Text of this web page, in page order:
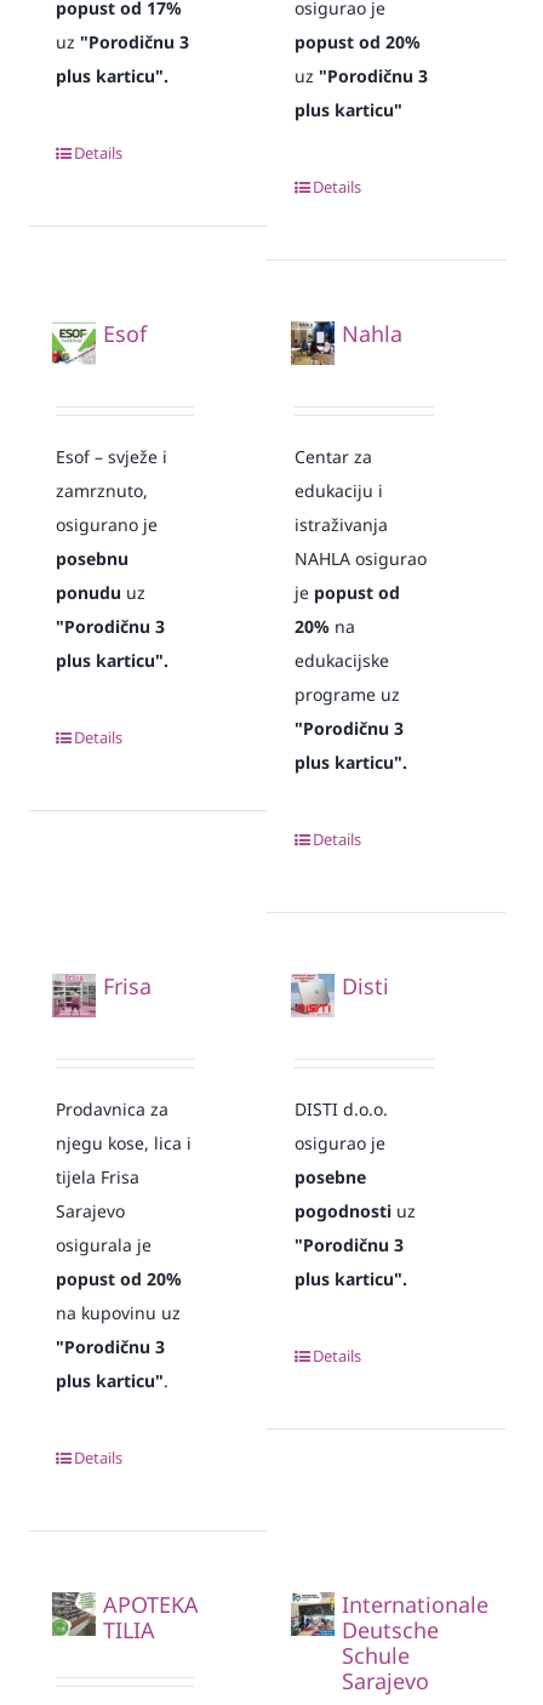
popust od 17%
uz "Porodičnu 3
plus karticu".
Details
osigurao je
popust od 20%
uz"Porodičnu 3
plus karticu"
Details
Esof
Esof – svježe i
zamrznuto,
osigurano je
posebnu
ponudu uz
"Porodičnu 3
plus karticu".
Details
Nahla
Centar za
edukaciju i
istraživanja
NAHLA osigurao
je popust od
20% na
edukacijske
programe uz
"Porodičnu 3
plus karticu".
Details
Frisa
Prodavnica za
njegu kose, lica i
tijela Frisa
Sarajevo
osigurala je
popust od 20%
na kupovinu uz
"Porodičnu 3
plus karticu".
Details
Disti
DISTI d.o.o.
osigurao je
posebne
pogodnosti uz
"Porodičnu 3
plus karticu".
Details
APOTEKA
TILIA
Internationale
Deutsche
Schule
Sarajevo